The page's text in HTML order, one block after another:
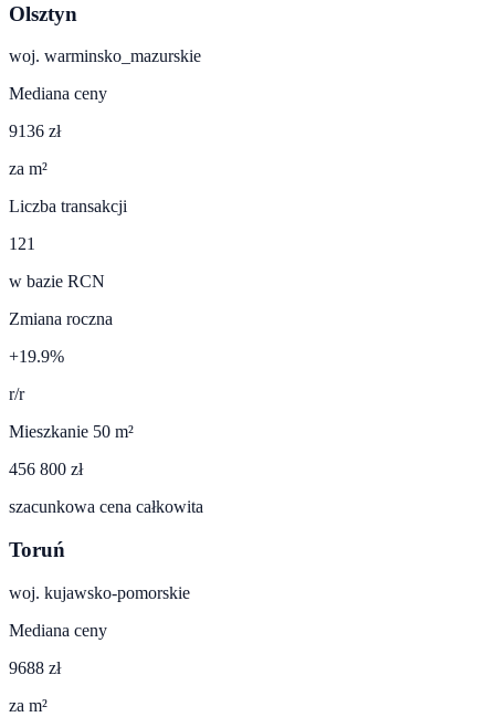
Olsztyn
woj. warminsko_mazurskie
Mediana ceny
9136 zł
za m²
Liczba transakcji
121
w bazie RCN
Zmiana roczna
+19.9%
r/r
Mieszkanie 50 m²
456 800 zł
szacunkowa cena całkowita
Toruń
woj. kujawsko-pomorskie
Mediana ceny
9688 zł
za m²